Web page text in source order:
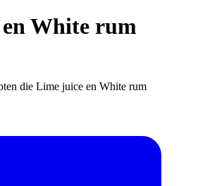
White rum
die Lime juice en White rum